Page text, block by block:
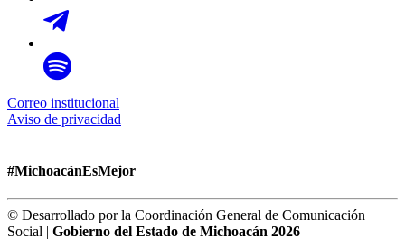
Correo institucional
Aviso de privacidad
#MichoacánEsMejor
© Desarrollado por la Coordinación General de Comunicación
Social | Gobierno del Estado de Michoacán 2026